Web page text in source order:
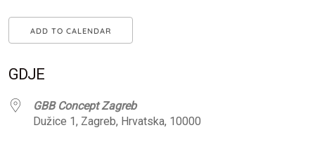
ADD TO CALENDAR
GDJE
GBB Concept Zagreb
Dužice 1, Zagreb, Hrvatska, 10000